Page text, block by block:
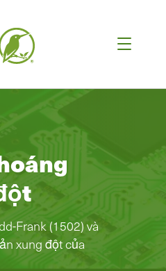
Frank (1502) và
xung đột của